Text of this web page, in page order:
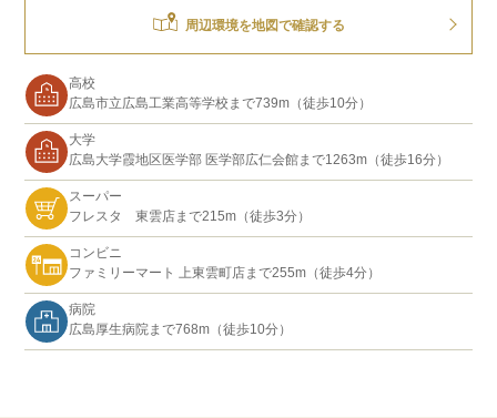
周辺環境を地図で確認する
高校
広島市立広島工業高等学校まで739m（徒歩10分）
大学
広島大学霞地区医学部 医学部広仁会館まで1263m（徒歩16分）
スーパー
フレスタ 東雲店まで215m（徒歩3分）
コンビニ
ファミリーマート 上東雲町店まで255m（徒歩4分）
病院
広島厚生病院まで768m（徒歩10分）